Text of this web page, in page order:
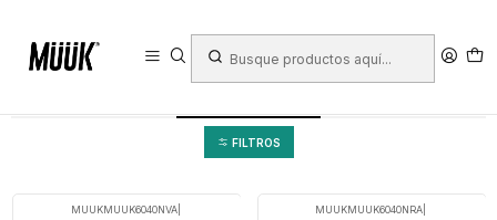
Arquero
FILTROS
MUUKMUUK6040NVA MUUKMUUK6040NRA